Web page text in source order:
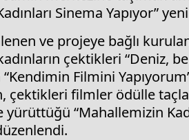
Sinema Yapıyor”
ve projeye bağlı
çektikleri “Deniz,
Filmini
filmler ödülle
“Mahallemizin